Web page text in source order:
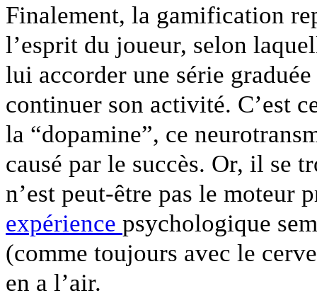
Finalement, la gamification
l’esprit du joueur, selon
lui accorder une série
continuer son activité. C’est
la “dopamine”, ce
causé par le succès. Or, il se
n’est peut-être pas le moteur
expérience psychologique
(comme toujours avec le
en a l’air.